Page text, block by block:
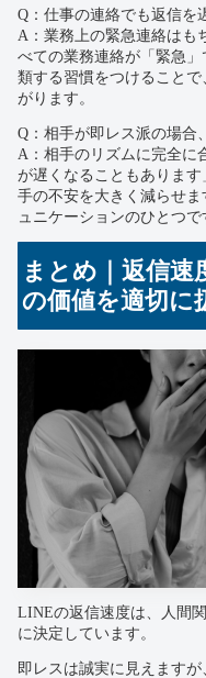
Q：仕事の連絡でも返信を
A：業務上の緊急連絡はも
べての業務連絡が「緊急
類する習慣をつけること
がります。
Q：相手が即レス派の場合
A：相手のリズムに完全に
が遅くなることもありま
手の不安を大きく減らせ
ュニケーションのひとつで
まとめ｜返信速
の価値を適切に
LINEの返信速度は、人間
に決定しています。
即レスは誠実に見えます